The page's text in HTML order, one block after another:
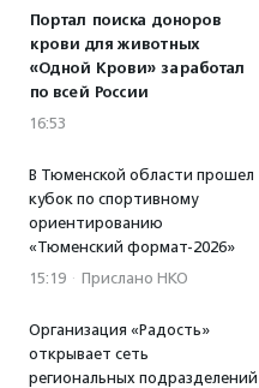
Портал поиска доноров
крови для животных
«Одной Крови» заработал
по всей России
16:53
В Тюменской области прошел
кубок по спортивному
ориентированию
«Тюменский формат-2026»
15:19 · Прислано НКО
Организация «Радость»
открывает сеть
региональных подразделений